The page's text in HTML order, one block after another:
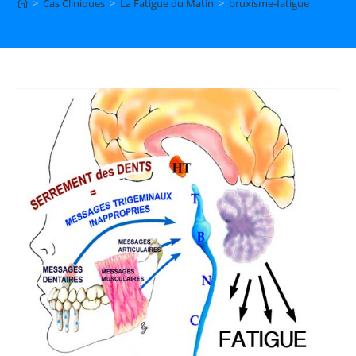
> Cas Cliniques > La Fatigue du Matin > bruxisme-fatigue